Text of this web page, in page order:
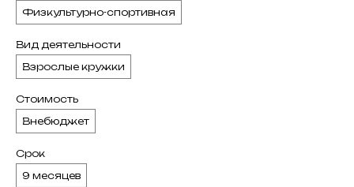
Физкультурно-спортивная
Вид деятельности
Взрослые кружки
Стоимость
Внебюджет
Срок
9 месяцев